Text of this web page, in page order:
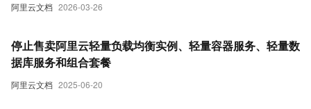
阿里云文档 2026-03-26
阿里云文档 2025-06-20
停止售卖阿里云轻量负载均衡实例、轻量容器服务、轻量数
据库服务和组合套餐